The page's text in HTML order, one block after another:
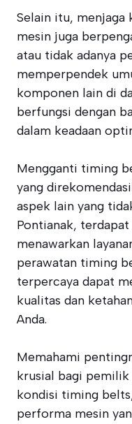
Selain itu, menjaga
mesin juga
atau tidak adanya
memperpendek
komponen lain di
berfungsi dengan
dalam keadaan
Mengganti timing
yang
aspek lain yang
Pontianak,
menawarkan
perawatan timing
terpercaya dapat
kualitas dan
Anda.
Memahami
krusial bagi pemilik
kondisi timing
performa mesin